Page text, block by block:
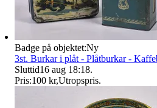
Badge på objektet:Ny
3st. Burkar i plåt - Plåtburkar -
Sluttid16 aug 18:18.
Pris:100 kr,Utropspris.